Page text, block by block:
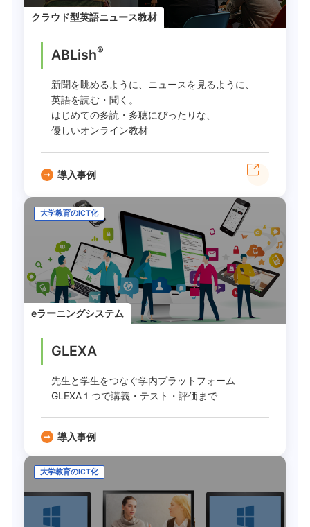
クラウド型英語ニュース教材
ABLish®
新聞を眺めるように、ニュースを見るように、
英語を読む・聞く。
はじめての多読・多聴にぴったりな、
優しいオンライン教材
導入事例
大学教育のICT化
eラーニングシステム
GLEXA
先生と学生をつなぐ学内プラットフォーム
GLEXA１つで講義・テスト・評価まで
導入事例
大学教育のICT化